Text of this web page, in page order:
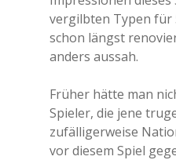
vergilbten Typen für
schon längst
anders aussah.
Früher hätte man
Spieler, die jene
zufälligerweise
vor diesem Spiel